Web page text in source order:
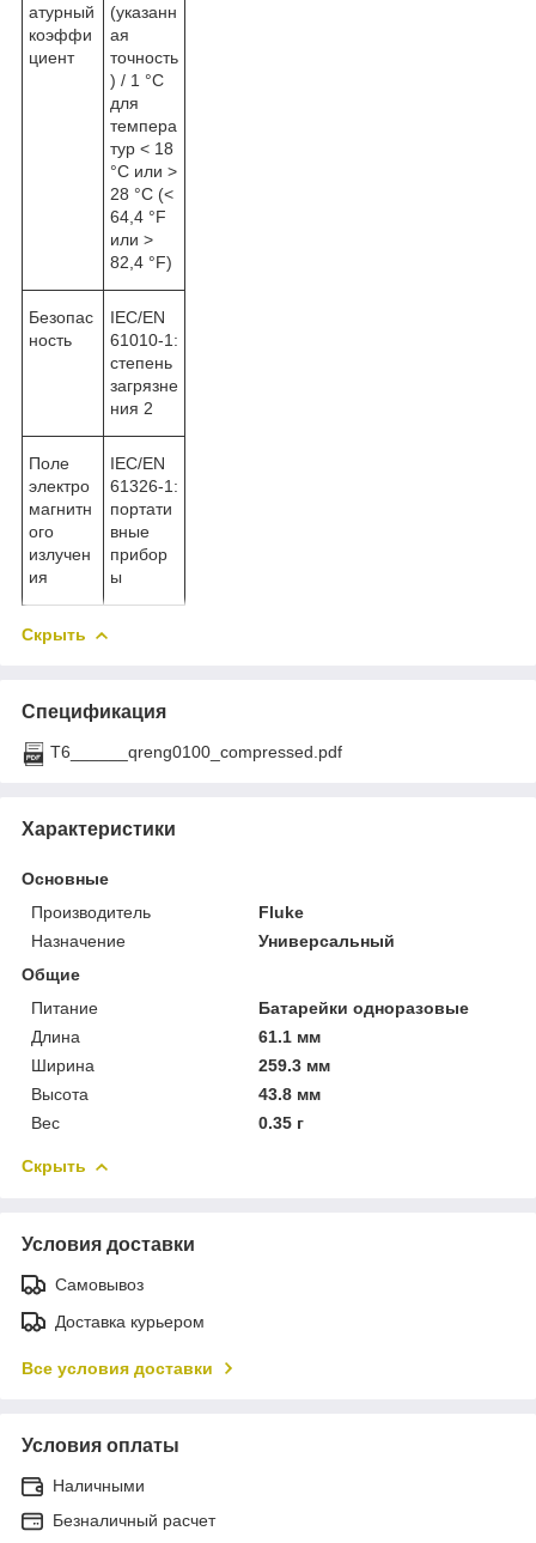
атурный
коэффи
циент
(указанн
ая
точность
) / 1 °C
для
темпера
тур < 18
°C или >
28 °C (<
64,4 °F
или >
82,4 °F)
Безопас
ность
IEC/EN
61010-1:
степень
загрязне
ния 2
Поле
электро
магнитн
ого
излучен
ия
IEC/EN
61326-1:
портати
вные
прибор
ы
Скрыть
Спецификация
T6______qreng0100_compressed.pdf
Характеристики
Основные
Производитель
Fluke
Назначение
Универсальный
Общие
Питание
Батарейки одноразовые
Длина
61.1 мм
Ширина
259.3 мм
Высота
43.8 мм
Вес
0.35 г
Скрыть
Условия доставки
Самовывоз
Доставка курьером
Все условия доставки
Условия оплаты
Наличными
Безналичный расчет